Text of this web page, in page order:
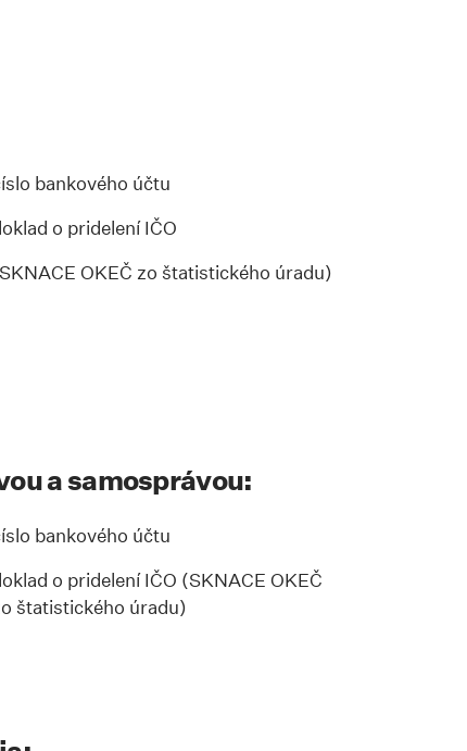
bankového účtu
o pridelení IČO
OKEČ zo štatistického úradu)
a samosprávou:
bankového účtu
o pridelení IČO (SKNACE OKEČ
štatistického úradu)